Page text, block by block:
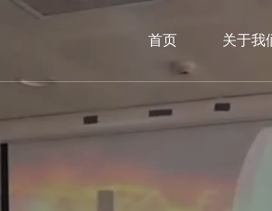
首页 关于我